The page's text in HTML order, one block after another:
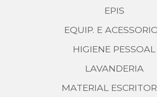
EPIS
EQUIP. E
HIGIENE PESSOAL
LAVANDERIA
MATERIAL